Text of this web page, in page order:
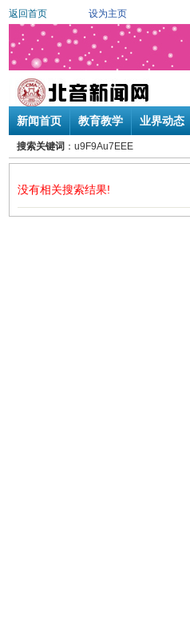
返回首页 设为主页
新闻首页 教育教学 业界动态
搜索关键词 ：u9F9Au7EEE
没有相关搜索结果!